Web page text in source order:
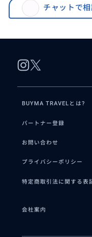
チャットで相
満喫‼️キンタマーニ高原＋世
ス｜山・湖・空の絶景パノ
BUYMA TRAVELとは?
パートナー登録
お問い合わせ
プライバシーポリシー
特定商取引法に関する表
会社案内